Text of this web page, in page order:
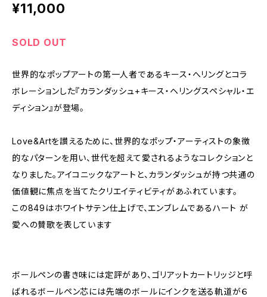
¥11,000
SOLD OUT
世界的なポップアートの第一人者であるキース・へリングとコラ
ボレーションした『カランダッシュ+キース・ヘリングスペシャル・エ
ディション』が登場。
Love&Artを讃えるために、世界的なポップ・アーティストの象徴
的なパターンを用い、世代を超えて愛されるようなコレクションと
なりました。アイコニックなアートと、カランダッシュが持つ共通の
価値観に焦点を当てたクリエイティビティがあふれています。
この849はホワイトサテン仕上げで、エンブレムであるハート が
愛への賛歌を表しています
ボールペンの書き味には定評があり、ゴリアットカートリッジと呼
ばれるボールペン芯には先端のボールにインクを送る軌道が６